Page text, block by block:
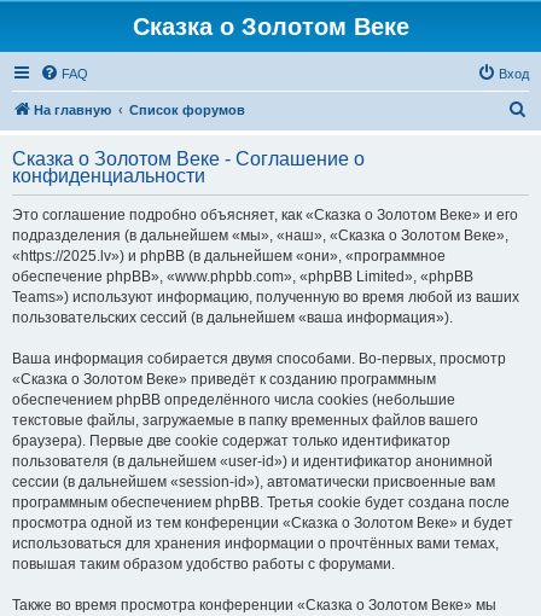
Сказка о Золотом Веке
FAQ Вход
На главную Список форумов
с
Сказка о Золотом Веке - Соглашение о
конфиденциальности
Это соглашение подробно объясняет, как «Сказка о Золотом Веке» и его
подразделения (в дальнейшем «мы», «наш», «Сказка о Золотом Веке»,
«https://2025.lv») и phpBB (в дальнейшем «они», «программное
обеспечение phpBB», «www.phpbb.com», «phpBB Limited», «phpBB
Teams») используют информацию, полученную во время любой из ваших
пользовательских сессий (в дальнейшем «ваша информация»).
Ваша информация собирается двумя способами. Во-первых, просмотр
«Сказка о Золотом Веке» приведёт к созданию программным
обеспечением phpBB определённого числа cookies (небольшие
текстовые файлы, загружаемые в папку временных файлов вашего
браузера). Первые две cookie содержат только идентификатор
пользователя (в дальнейшем «user-id») и идентификатор анонимной
сессии (в дальнейшем «session-id»), автоматически присвоенные вам
программным обеспечением phpBB. Третья cookie будет создана после
просмотра одной из тем конференции «Сказка о Золотом Веке» и будет
использоваться для хранения информации о прочтённых вами темах,
повышая таким образом удобство работы с форумами.
Также во время просмотра конференции «Сказка о Золотом Веке» мы